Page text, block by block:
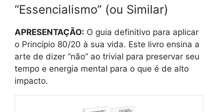
“Essencialismo” (ou Similar)
APRESENTAÇÃO: O guia definitivo para aplicar
o Princípio 80/20 à sua vida. Este livro ensina a
arte de dizer “não” ao trivial para preservar seu
tempo e energia mental para o que é de alto
impacto.